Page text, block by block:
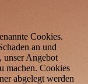
Cookies.
an und
unser Angebot
machen. Cookies
abgelegt werden